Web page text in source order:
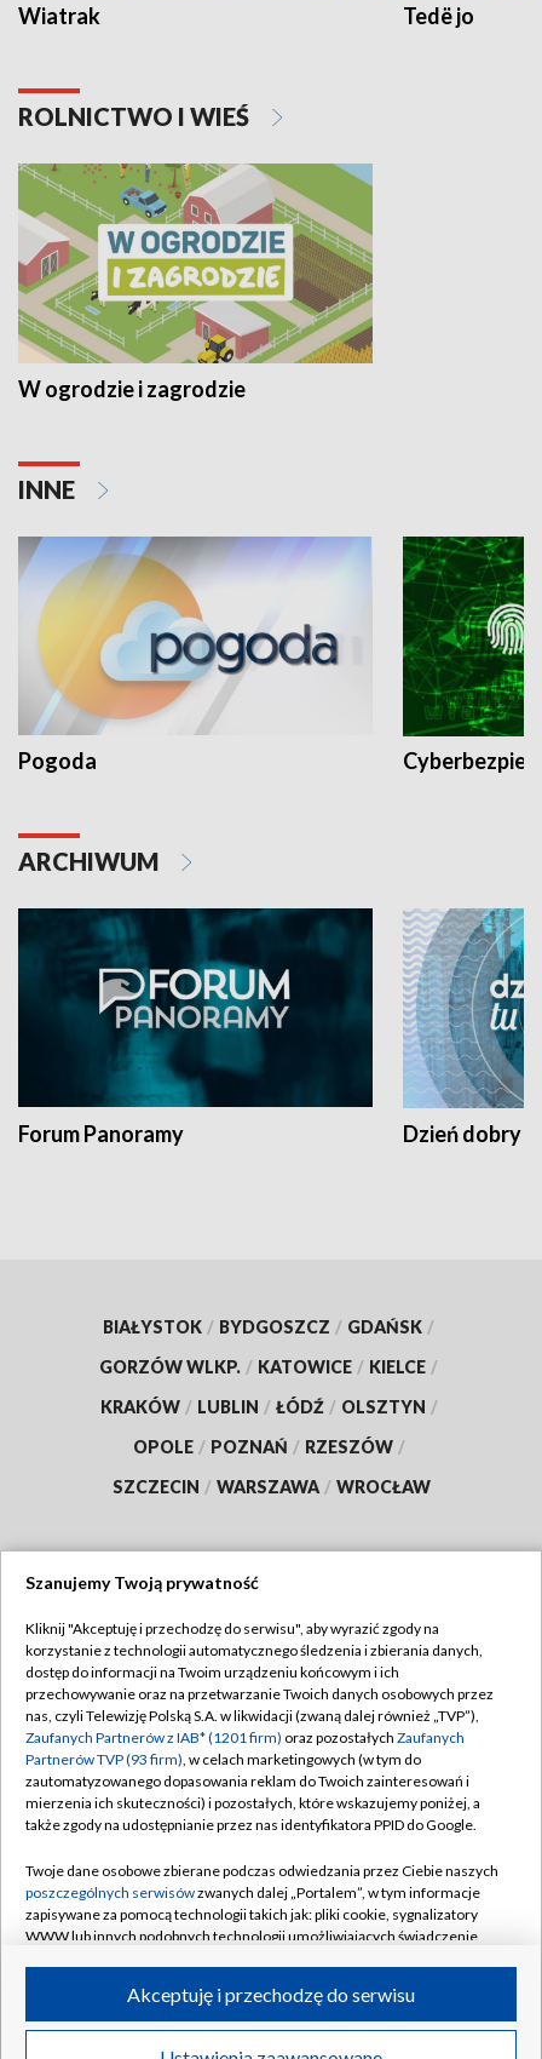
Wiatrak Tedë jo
ROLNICTWO I WIEŚ
W ogrodzie i zagrodzie
INNE
Pogoda
ARCHIWUM
Forum Panoramy Dzień dobry
BIAŁYSTOK / BYDGOSZCZ / GDAŃSK /
GORZÓW WLKP. / KATOWICE / KIELCE /
KRAKÓW / LUBLIN / ŁÓDŹ / OLSZTYN /
OPOLE / POZNAŃ / RZESZÓW /
SZCZECIN / WARSZAWA / WROCŁAW
TVP
Abonament TVP
Emisja w TVP
Centrum informacji TVP
Naziemna Telewizja Cyfrowa
Rada Programowa
System NOS
Informacje o nadawcy
Program dla prasy
Regulamin TVP
Polityka prywatności
Moje zgody
Pomoc
Kontakt
Kanały
©2026 Telewizja Polska S.A. w likwidacji
Szanujemy Twoją prywatność
Kliknij "Akceptuję i przechodzę do serwisu", aby wyrazić zgody na
korzystanie z technologii automatycznego śledzenia i zbierania danych,
dostęp do informacji na Twoim urządzeniu końcowym i ich
przechowywanie oraz na przetwarzanie Twoich danych osobowych przez
nas, czyli Telewizję Polską S.A. w likwidacji (zwaną dalej również „TVP”),
Zaufanych Partnerów z IAB* (1201 firm) oraz pozostałych Zaufanych
Partnerów TVP (93 firm), w celach marketingowych (w tym do
zautomatyzowanego dopasowania reklam do Twoich zainteresowań i
mierzenia ich skuteczności) i pozostałych, które wskazujemy poniżej, a
także zgody na udostępnianie przez nas identyfikatora PPID do Google.
Twoje dane osobowe zbierane podczas odwiedzania przez Ciebie naszych
poszczególnych serwisówzwanych dalej „Portalem”, w tym informacje
zapisywane za pomocą technologii takich jak: pliki cookie, sygnalizatory
WWW lub innych podobnych technologii umożliwiających świadczenie
ruchu w Internecie.
Twoje dane osobowe zbierane podczas odwiedzania przez Ciebie
Akceptuję i przechodzę do serwisu